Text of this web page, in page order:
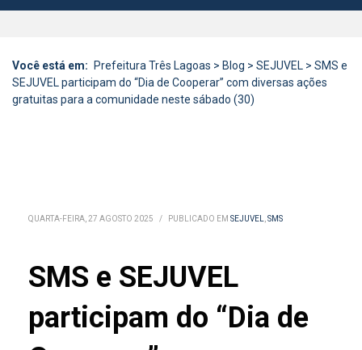
Você está em: Prefeitura Três Lagoas > Blog > SEJUVEL > SMS e
SEJUVEL participam do “Dia de Cooperar” com diversas ações
gratuitas para a comunidade neste sábado (30)
QUARTA-FEIRA, 27 AGOSTO 2025 / PUBLICADO EM SEJUVEL,SMS
SMS e SEJUVEL
participam do “Dia de